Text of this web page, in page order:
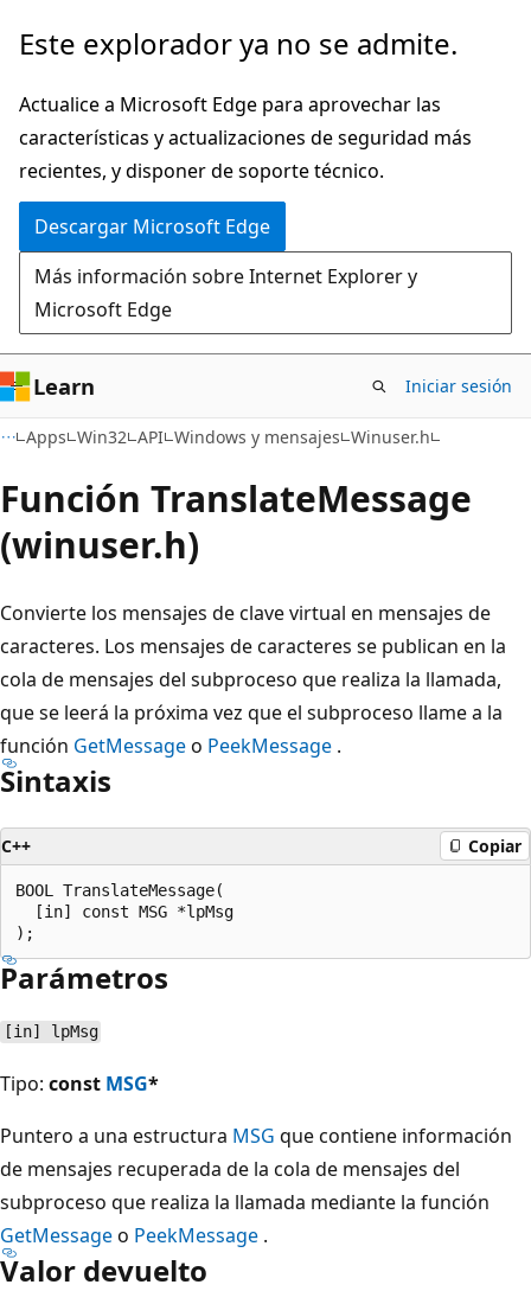
Ir
contenido
principal
Este explorador ya no se admite.
Actualice a Microsoft Edge para aprovechar las
características y actualizaciones de seguridad más
recientes, y disponer de soporte técnico.
Descargar Microsoft Edge
Más información sobre Internet Explorer y
Microsoft Edge
Learn Iniciar sesión
Apps Win32 API Windows y mensajes Winuser.h
Función TranslateMessage
(winuser.h)
Convierte los mensajes de clave virtual en mensajes de
caracteres. Los mensajes de caracteres se publican en la
cola de mensajes del subproceso que realiza la llamada,
que se leerá la próxima vez que el subproceso llame a la
función GetMessageo PeekMessage .
Sintaxis
C++ Copiar
BOOL TranslateMessage(
  [in] const MSG *lpMsg
Parámetros
[in] lpMsg
Tipo: const MSG*
Puntero a una estructura MSG que contiene información
de mensajes recuperada de la cola de mensajes del
subproceso que realiza la llamada mediante la función
GetMessageo PeekMessage .
Valor devuelto